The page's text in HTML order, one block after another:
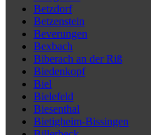
Betzdorf
Betzenstein
Beverungen
Bexbach
Biberach an der Riß
Biedenkopf
Biel
Bielefeld
Biesenthal
Bietigheim-Bissingen